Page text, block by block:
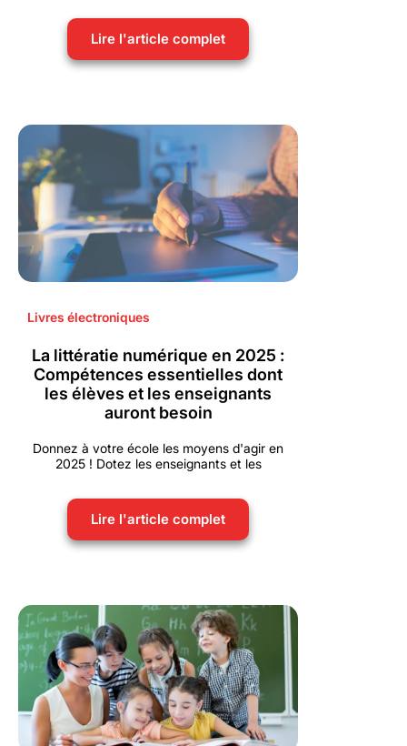
Lire l'article complet
Livres électroniques
La littératie numérique en 2025 :
Compétences essentielles dont
les élèves et les enseignants
auront besoin
Donnez à votre école les moyens d'agir en
2025 ! Dotez les enseignants et les
Lire l'article complet